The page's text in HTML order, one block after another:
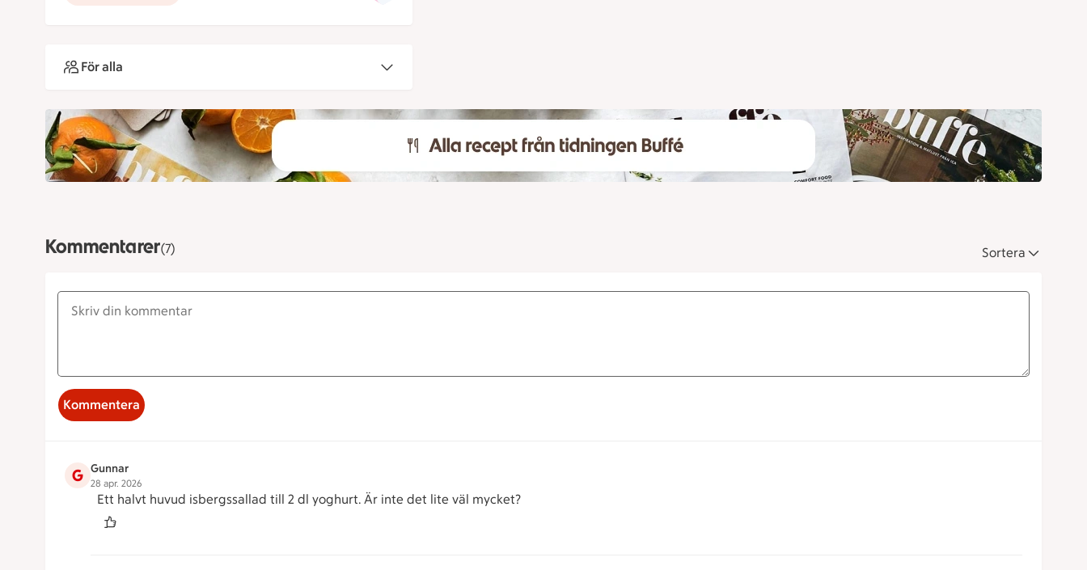
För alla
Kommentarer(7) Sortera
Kommentera
G Gunnar
28 apr. 2026
Ett halvt huvud isbergssallad till 2 dl yoghurt. Är inte det lite väl mycket?